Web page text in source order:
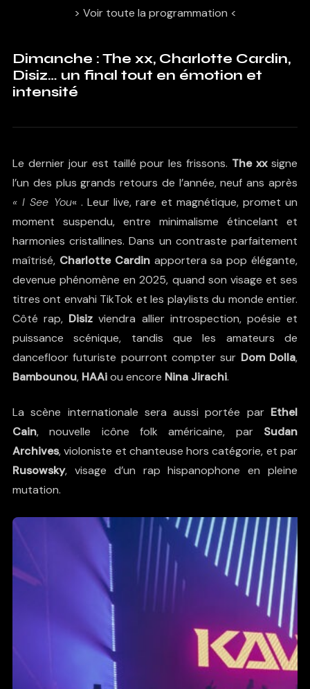
> Voir toute la programmation <
Dimanche : The xx, Charlotte Cardin,
Disiz… un final tout en émotion et
intensité
Le dernier jour est taillé pour les frissons. The xxsigne
l’un des plus grands retours de l’année, neuf ans après
« I See You« . Leur live, rare et magnétique, promet un
moment suspendu, entre minimalisme étincelant et
harmonies cristallines. Dans un contraste parfaitement
maîtrisé, Charlotte Cardinapportera sa pop élégante,
devenue phénomène en 2025, quand son visage et ses
titres ont envahi TikTok et les playlists du monde entier.
Côté rap, Disiz viendra allier introspection, poésie et
puissance scénique, tandis que les amateurs de
dancefloor futuriste pourront compter sur Dom Dolla,
Bambounou, HAAiou encore Nina Jirachi.
La scène internationale sera aussi portée par Ethel
Cain, nouvelle icône folk américaine, par Sudan
Archives, violoniste et chanteuse hors catégorie, et par
Rusowsky, visage d’un rap hispanophone en pleine
mutation.